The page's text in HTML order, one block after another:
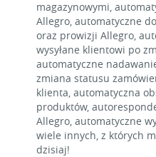
magazynowymi,
Allegro, automatyczne
oraz prowizji Allegro,
wysyłane klientowi po
automatyczne
zmiana statusu
klienta, automatyczna
produktów,
Allegro, automatyczne
wiele innych, z których
dzisiaj!